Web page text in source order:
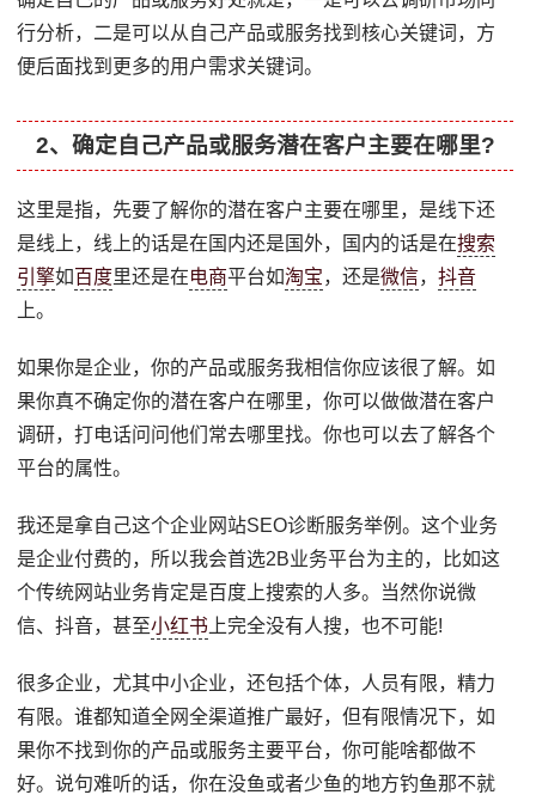
行分析，二是可以从自己产品或服务找到核心关键词，方
便后面找到更多的用户需求关键词。
2、确定自己产品或服务潜在客户主要在哪里?
这里是指，先要了解你的潜在客户主要在哪里，是线下还
是线上，线上的话是在国内还是国外，国内的话是在搜索
引擎如百度里还是在电商平台如淘宝，还是微信，抖音
上。
如果你是企业，你的产品或服务我相信你应该很了解。如
果你真不确定你的潜在客户在哪里，你可以做做潜在客户
调研，打电话问问他们常去哪里找。你也可以去了解各个
平台的属性。
我还是拿自己这个企业网站SEO诊断服务举例。这个业务
是企业付费的，所以我会首选2B业务平台为主的，比如这
个传统网站业务肯定是百度上搜索的人多。当然你说微
信、抖音，甚至小红书 上完全没有人搜，也不可能!
很多企业，尤其中小企业，还包括个体，人员有限，精力
有限。谁都知道全网全渠道推广最好，但有限情况下，如
果你不找到你的产品或服务主要平台，你可能啥都做不
好。说句难听的话，你在没鱼或者少鱼的地方钓鱼那不就